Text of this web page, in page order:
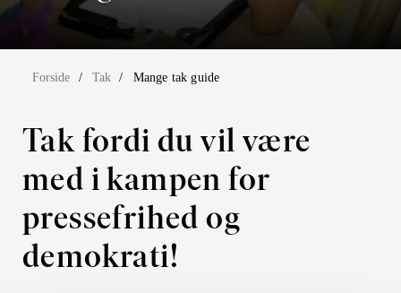
Forside Tak Mange tak guide
Tak fordi du vil være
med i kampen for
pressefrihed og
demokrati!